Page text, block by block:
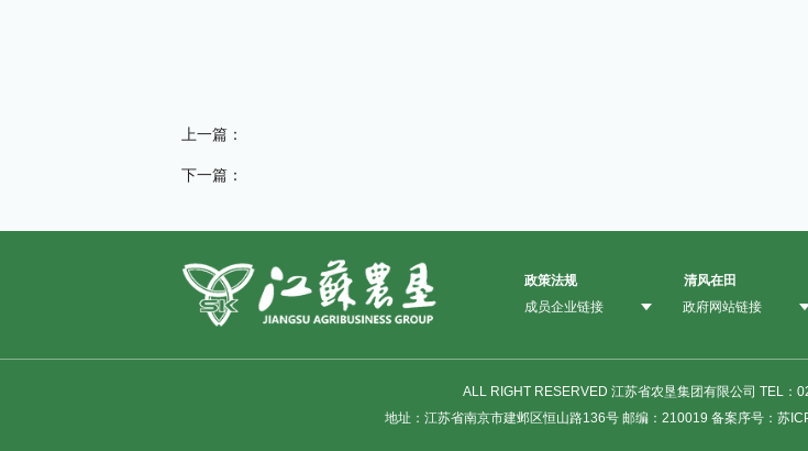
上一篇：
下一篇：
政策法规 清风在田
成员企业链接
政府网站链接
ALL RIGHT RESERVED 江苏省农垦集团有限公司 TEL：
地址：江苏省南京市建邺区恒山路136号 邮编：210019 备案序号：苏